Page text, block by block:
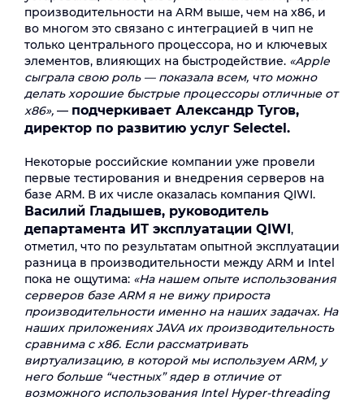
производительности на АRМ выше, чем на х86, и
во многом это связано с интеграцией в чип не
только центрального процессора, но и ключевых
элементов, влияющих на быстродействие. «Apple
сыграла свою роль — показала всем, что можно
делать хорошие быстрые процессоры отличные от
x86», — подчеркивает Александр Тугов,
директор по развитию услуг Selectel.
Некоторые российские компании уже провели
первые тестирования и внедрения серверов на
базе ARM. В их числе оказалась компания QIWI.
Василий Гладышев, руководитель
департамента ИТ эксплуатации QIWI,
отметил, что по результатам опытной эксплуатации
разница в производительности между ARM и Intel
пока не ощутима: «На нашем опыте использования
серверов базе ARM я не вижу прироста
производительности именно на наших задачах. На
наших приложениях JAVA их производительность
сравнима с х86. Если рассматривать
виртуализацию, в которой мы используем ARM, у
него больше “честных” ядер в отличие от
возможного использования Intel Hyper-threading